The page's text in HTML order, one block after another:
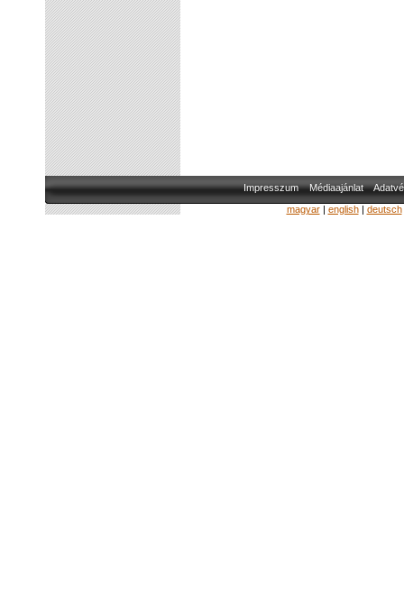
Impresszum Médiaajánlat
magyar| english| deutsch